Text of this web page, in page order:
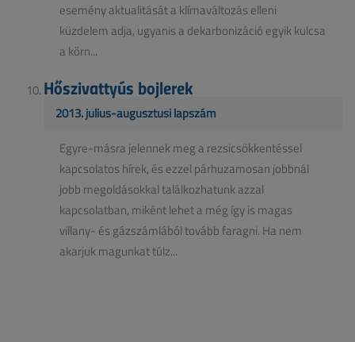
esemény aktualitását a klímaváltozás elleni
küzdelem adja, ugyanis a dekarbonizáció egyik kulcsa
a körn...
Hőszivattyús bojlerek
2013. július-augusztusi lapszám
Egyre-másra jelennek meg a rezsicsökkentéssel
kapcsolatos hírek, és ezzel párhuzamosan jobbnál
jobb megoldásokkal találkozhatunk azzal
kapcsolatban, miként lehet a még így is magas
villany- és gázszámlából tovább faragni. Ha nem
akarjuk magunkat túlz...